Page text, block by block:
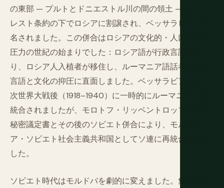
の東部 — プルトとドニエストル川の間の領土 — はブカ
レスト条約の下でロシアに割譲され、ベッサラビアと改
名されました。この併合はロシアの文化的・人口統計的
圧力の世紀の始まりでした：ロシア語が行政言語とな
り、ロシア人入植者が移住し、ルーマニア語話者人口は
言語と文化の抑圧に直面しました。ベッサラビアは第一
次世界大戦後（1918–1940）に一時的にルーマニアに再
統合されましたが、モロトフ・リッベントロップ協定の
秘密議定書とその後のソビエト併合により、モルダビ
ア・ソビエト社会主義共和国としてソ連に再統合されま
した。
ソビエト時代はモルドバを劇的に変えました。集団化は